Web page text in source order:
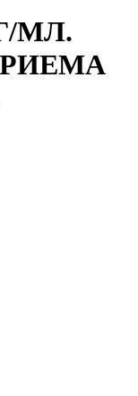
МЛ.